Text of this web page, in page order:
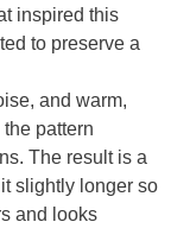
inspired this
to preserve a
and warm,
pattern
The result is a
slightly longer so
and looks